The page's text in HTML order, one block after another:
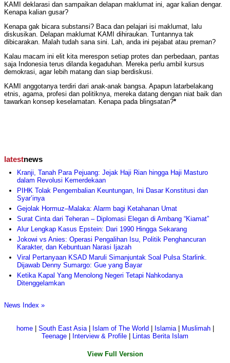
KAMI deklarasi dan sampaikan delapan maklumat ini, agar kalian dengar.
Kenapa kalian gusar?
Kenapa gak bicara substansi? Baca dan pelajari isi maklumat, lalu
diskusikan. Delapan maklumat KAMI dihiraukan. Tuntannya tak
dibicarakan. Malah tudah sana sini. Lah, anda ini pejabat atau preman?
Kalau macam ini elit kita merespon setiap protes dan perbedaan, pantas
saja Indonesia terus dilanda kegaduhan. Mereka perlu ambil kursus
demokrasi, agar lebih matang dan siap berdiskusi.
KAMI anggotanya terdiri dari anak-anak bangsa. Apapun latarbelakang
etnis, agama, profesi dan politiknya, mereka datang dengan niat baik dan
tawarkan konsep keselamatan. Kenapa pada blingsatan?*
latestnews
Kranji, Tanah Para Pejuang: Jejak Haji Rian hingga Haji Masturo
dalam Revolusi Kemerdekaan
PIHK Tolak Pengembalian Keuntungan, Ini Dasar Konstitusi dan
Syar’inya
Gejolak Hormuz–Malaka: Alarm bagi Ketahanan Umat
Surat Cinta dari Teheran – Diplomasi Elegan di Ambang “Kiamat”
Alur Lengkap Kasus Epstein: Dari 1990 Hingga Sekarang
Jokowi vs Anies: Operasi Pengalihan Isu, Politik Penghancuran
Karakter, dan Kebuntuan Narasi Ijazah
Viral Pertanyaan KSAD Maruli Simanjuntak Soal Pulsa Starlink.
Dijawab Denny Sumargo: Gue yang Bayar
Ketika Kapal Yang Menolong Negeri Tetapi Nahkodanya
Ditenggelamkan
News Index »
home| South East Asia| Islam of The World Islamia| Muslimah|
Teenage
Interview & Profile Lintas Berita Islam
View Full Version